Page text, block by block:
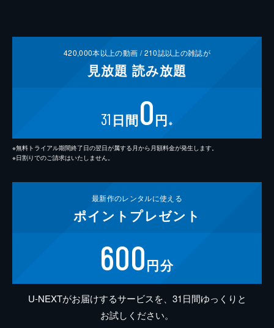
420,000本以上の動画 /210誌以上の雑誌が
見放題 読み放題
31 日間0円 ※
※無料トライアル期間終了日の翌日が属する月から月額料金が発生します。
※日割りでのご請求はいたしません。
最新作のレンタルに使える
ポイント プレゼント
600円分
U-NEXTがお届けするサービスを、31日間ゆっくりと
お試しください。